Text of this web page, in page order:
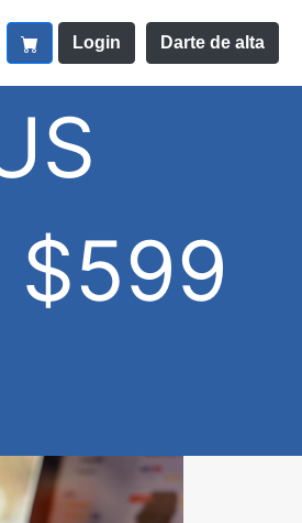
Login Darte de alta
$599